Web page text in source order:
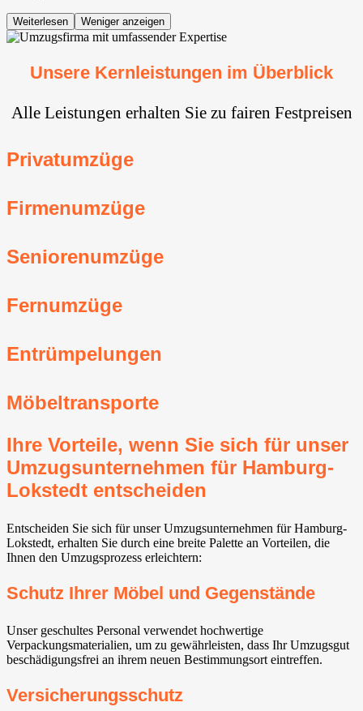
Weiterlesen Weniger anzeigen
Unsere Kernleistungen im Überblick
Alle Leistungen erhalten Sie zu fairen Festpreisen
Privatumzüge
Firmenumzüge
Seniorenumzüge
Fernumzüge
Entrümpelungen
Möbeltransporte
Ihre Vorteile, wenn Sie sich für unser
Umzugsunternehmen für Hamburg-
Lokstedt entscheiden
Entscheiden Sie sich für unser Umzugsunternehmen für Hamburg-
Lokstedt, erhalten Sie durch eine breite Palette an Vorteilen, die
Ihnen den Umzugsprozess erleichtern:
Schutz Ihrer Möbel und Gegenstände
Unser geschultes Personal verwendet hochwertige
Verpackungsmaterialien, um zu gewährleisten, dass Ihr Umzugsgut
beschädigungsfrei an ihrem neuen Bestimmungsort eintreffen.
Versicherungsschutz